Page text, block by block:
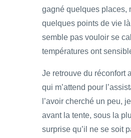
gagné quelques places,
quelques points de vie
semble pas vouloir se
températures ont
Je retrouve du réconfort
qui m’attend pour
l’avoir cherché un peu,
avant la tente, sous la
surprise qu’il ne se soit